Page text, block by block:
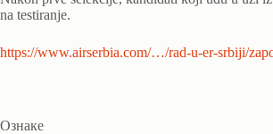
na testiranje.
https://www.airserbia.com/…/rad-u-er-srbiji/
Ознаке